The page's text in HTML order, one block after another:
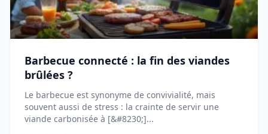
Barbecue connecté : la fin des viandes
brûlées ?
Le barbecue est synonyme de convivialité, mais
souvent aussi de stress : la crainte de servir une
viande carbonisée à [&#8230;]...